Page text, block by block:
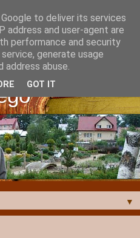
▼
to deliver its services
address and user-agent are
performance and security
generate usage
abuse.
GOT IT